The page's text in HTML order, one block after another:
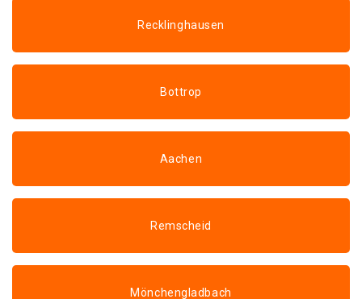
Recklinghausen
Bottrop
Aachen
Remscheid
Mönchengladbach